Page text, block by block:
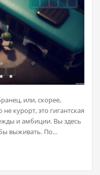
или, скорее,
курорт, это гигантская
и амбиции. Вы здесь
выживать. По…